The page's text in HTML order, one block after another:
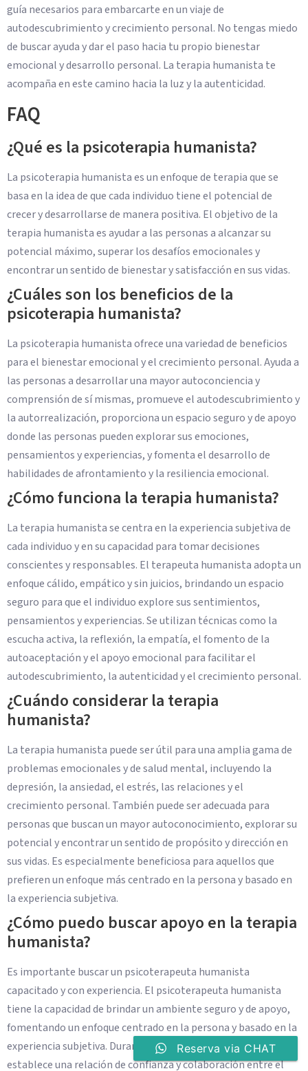
guía necesarios para embarcarte en un viaje de
autodescubrimiento y crecimiento personal. No tengas miedo
de buscar ayuda y dar el paso hacia tu propio bienestar
emocional y desarrollo personal. La terapia humanista te
acompaña en este camino hacia la luz y la autenticidad.
FAQ
¿Qué es la psicoterapia humanista?
La psicoterapia humanista es un enfoque de terapia que se
basa en la idea de que cada individuo tiene el potencial de
crecer y desarrollarse de manera positiva. El objetivo de la
terapia humanista es ayudar a las personas a alcanzar su
potencial máximo, superar los desafíos emocionales y
encontrar un sentido de bienestar y satisfacción en sus vidas.
¿Cuáles son los beneficios de la
psicoterapia humanista?
La psicoterapia humanista ofrece una variedad de beneficios
para el bienestar emocional y el crecimiento personal. Ayuda a
las personas a desarrollar una mayor autoconciencia y
comprensión de sí mismas, promueve el autodescubrimiento y
la autorrealización, proporciona un espacio seguro y de apoyo
donde las personas pueden explorar sus emociones,
pensamientos y experiencias, y fomenta el desarrollo de
habilidades de afrontamiento y la resiliencia emocional.
¿Cómo funciona la terapia humanista?
La terapia humanista se centra en la experiencia subjetiva de
cada individuo y en su capacidad para tomar decisiones
conscientes y responsables. El terapeuta humanista adopta un
enfoque cálido, empático y sin juicios, brindando un espacio
seguro para que el individuo explore sus sentimientos,
pensamientos y experiencias. Se utilizan técnicas como la
escucha activa, la reflexión, la empatía, el fomento de la
autoaceptación y el apoyo emocional para facilitar el
autodescubrimiento, la autenticidad y el crecimiento personal.
¿Cuándo considerar la terapia
humanista?
La terapia humanista puede ser útil para una amplia gama de
problemas emocionales y de salud mental, incluyendo la
depresión, la ansiedad, el estrés, las relaciones y el
crecimiento personal. También puede ser adecuada para
personas que buscan un mayor autoconocimiento, explorar su
potencial y encontrar un sentido de propósito y dirección en
sus vidas. Es especialmente beneficiosa para aquellos que
prefieren un enfoque más centrado en la persona y basado en
la experiencia subjetiva.
¿Cómo puedo buscar apoyo en la terapia
humanista?
Es importante buscar un psicoterapeuta humanista
capacitado y con experiencia. El psicoterapeuta humanista
tiene la capacidad de brindar un ambiente seguro y de apoyo,
fomentando un enfoque centrado en la persona y basado en la
experiencia subjetiva. Durante la terapia humanista, se
establece una relación de confianza y colaboración entre el
Reserva via CHAT